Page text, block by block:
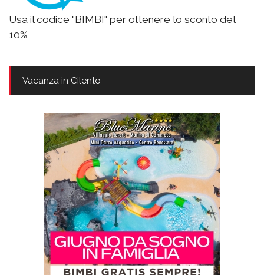
Usa il codice "BIMBI" per ottenere lo sconto del
10%
Vacanza in Cilento